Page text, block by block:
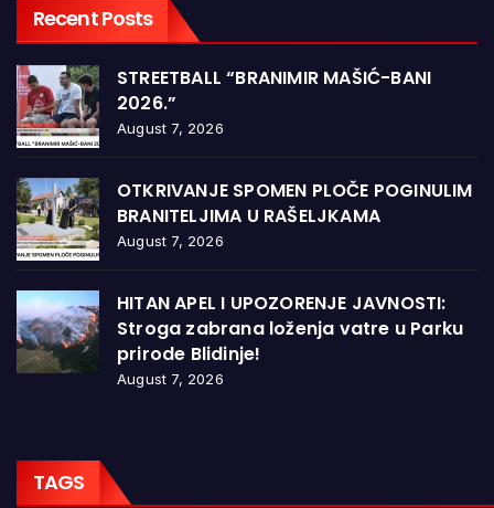
Recent Posts
STREETBALL “BRANIMIR MAŠIĆ-BANI
2026.”
August 7, 2026
OTKRIVANJE SPOMEN PLOČE POGINULIM
BRANITELJIMA U RAŠELJKAMA
August 7, 2026
HITAN APEL I UPOZORENJE JAVNOSTI:
Stroga zabrana loženja vatre u Parku
prirode Blidinje!
August 7, 2026
TAGS